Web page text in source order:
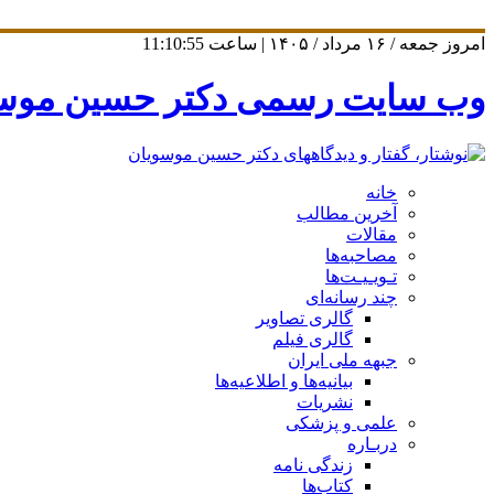
امروز جمعه / ۱۶ مرداد / ۱۴۰۵ | ساعت 11:10:55
وب سایت رسمی دکتر حسین
خانه
آخرین مطالب
مقالات
مصاحبه‌ها
تـویـیـت‌ها
چند رسانه‌ای
گالری تصاویر
گالری فیلم
جبهه ملی ایران
بیانیه‌ها و اطلاعیه‌ها
نشریات
علمی و پزشکی
دربـاره
زندگی نامه
کتاب‌ها